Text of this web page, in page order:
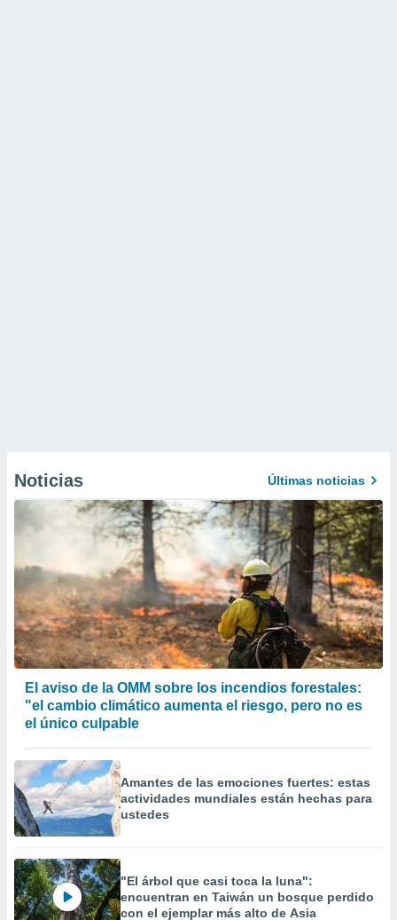
Noticias Últimas noticias
El aviso de la OMM sobre los incendios forestales:
"el cambio climático aumenta el riesgo, pero no es
el único culpable
Amantes de las emociones fuertes: estas
actividades mundiales están hechas para
ustedes
"El árbol que casi toca la luna":
encuentran en Taiwán un bosque perdido
con el ejemplar más alto de Asia